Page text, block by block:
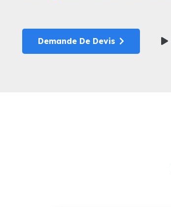
Demande De Devis